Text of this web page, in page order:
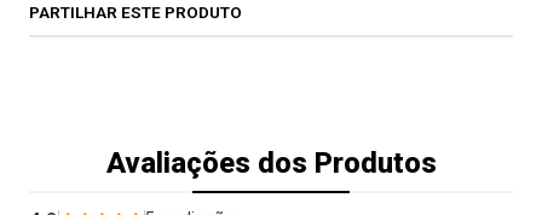
PARTILHAR ESTE PRODUTO
Avaliações dos Produtos